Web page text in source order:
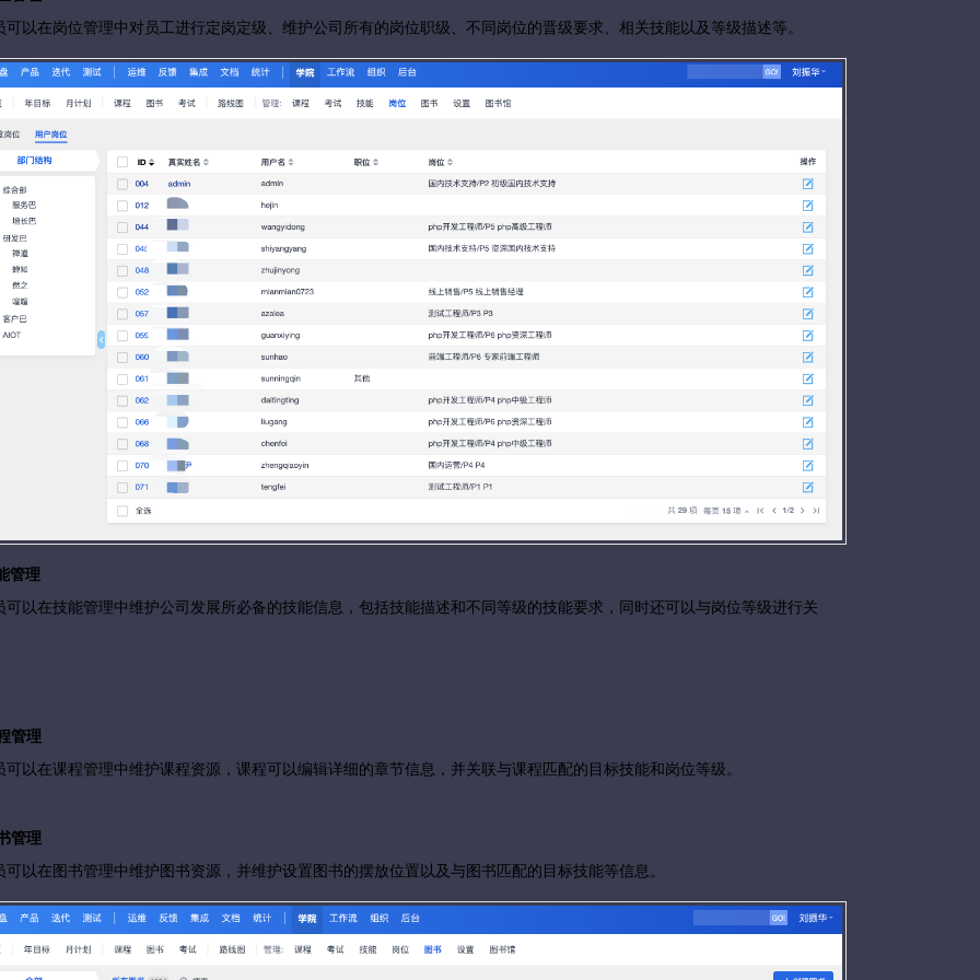
可以在岗位管理中对员工进行定岗定级、维护公司所有的岗位职级、不同岗位的晋级要求、相关技能以及等级描述等。
管理
可以在技能管理中维护公司发展所必备的技能信息，包括技能描述和不同等级的技能要求，同时还可以与岗位等级进行关
管理
可以在课程管理中维护课程资源，课程可以编辑详细的章节信息，并关联与课程匹配的目标技能和岗位等级。
管理
可以在图书管理中维护图书资源，并维护设置图书的摆放位置以及与图书匹配的目标技能等信息。